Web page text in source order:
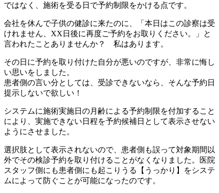
ではなく、施術を受る日で予約制限をかける点です。
会社を休んで子供の健診に来たのに、「本日はこの診察は受
けれません、XX日後に再度ご予約をお取りください。」と
言われたことありませんか？ 私はあります。
その日に予約を取り付けた自分が悪いのですが、非常に悔し
い思いをしました。
患者側の言い分としては、受診できないなら、そんな予約日
提示しないで欲しい！
システムに施術実施日の月齢による予約制限を付加すること
により、実施できない日程を予約候補日として表示させない
ようにさせました。
選択肢として表示されないので、患者側も誤って対象期間以
外でその検診予約を取り付けることがなくなりました。医院
スタッフ側にも患者側にも起こりうる【うっかり】をシステ
ムによって防ぐことが可能になったのです。